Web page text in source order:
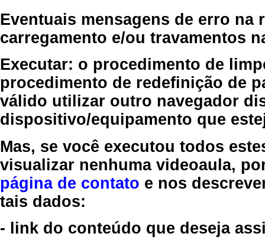
Eventuais mensagens de erro
carregamento e/ou travamentos
Executar: o procedimento de
procedimento de redefinição de
válido utilizar outro navegador
dispositivo/equipamento que
Mas, se você executou todos
visualizar nenhuma videoaula,
página de contato e nos
tais dados:
- link do conteúdo que deseja